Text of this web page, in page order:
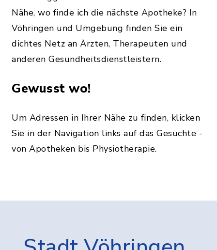
Nähe, wo finde ich die nächste Apotheke? In
Vöhringen und Umgebung finden Sie ein
dichtes Netz an Ärzten, Therapeuten und
anderen Gesundheitsdienstleistern.
Gewusst wo!
Um Adressen in Ihrer Nähe zu finden, klicken
Sie in der Navigation links auf das Gesuchte -
von Apotheken bis Physiotherapie.